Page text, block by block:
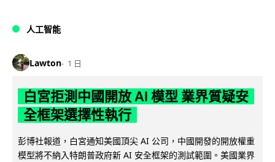
人工智能
Lawton 1 日
白宮拒測中國開放 AI 模型 業界質疑安
全框架選擇性執行
彭博社報道，白宮通知美國頂尖 AI 公司，中國開發的開放權重
模型將不納入特朗普政府新 AI 安全框架的測試範圍。美國業界